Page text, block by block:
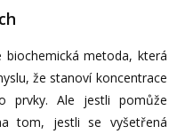
metoda, která
že stanoví koncentrace
prvky. Ale jestli pomůže
tom, jestli se vyšetřená